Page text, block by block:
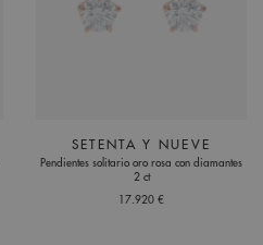
SETENTA Y NUEVE
Pendientes solitario oro rosa con diamantes
2 ct
17.920 €